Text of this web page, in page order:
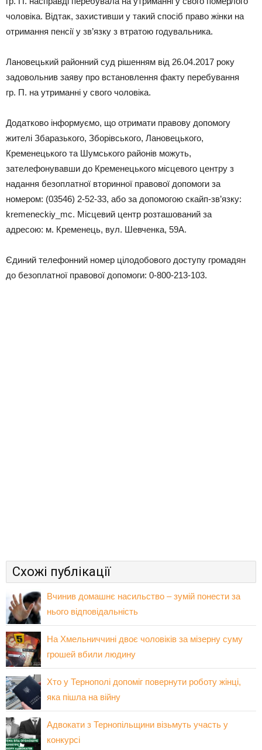
чоловіка. Відтак, захистивши у такий спосіб право жінки на
отримання пенсії у зв’язку з втратою годувальника.
Лановецький районний суд рішенням від 26.04.2017 року
задовольнив заяву про встановлення факту перебування
гр. П. на утриманні у свого чоловіка.
Додатково інформуємо, що отримати правову допомогу
жителі Збаразького, Зборівського, Лановецького,
Кременецького та Шумського районів можуть,
зателефонувавши до Кременецького місцевого центру з
надання безоплатної вторинної правової допомоги за
номером: (03546) 2-52-33, або за допомогою скайп-зв’язку:
kremeneckiy_mc. Місцевий центр розташований за
адресою: м. Кременець, вул. Шевченка, 59А.
Єдиний телефонний номер цілодобового доступу громадян
до безоплатної правової допомоги: 0-800-213-103.
Схожі публікації
Вчинив домашнє насильство – зумій понести за
нього відповідальність
На Хмельниччині двоє чоловіків за мізерну суму
грошей вбили людину
Хто у Тернополі допоміг повернути роботу жінці,
яка пішла на війну
Адвокати з Тернопільщини візьмуть участь у
конкурсі